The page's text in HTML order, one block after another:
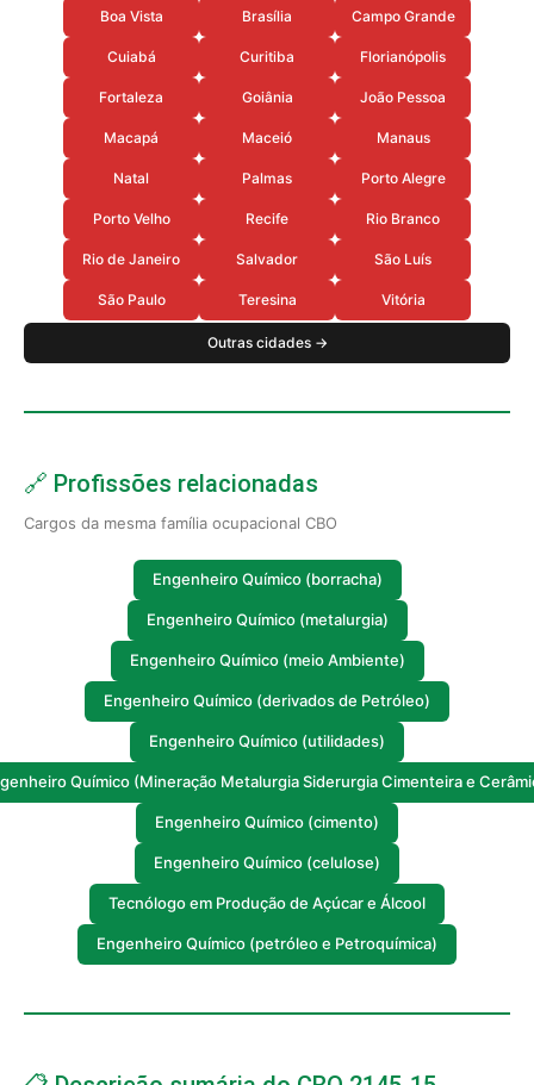
Boa Vista Brasília Campo Grande
Cuiabá Curitiba Florianópolis
Fortaleza Goiânia João Pessoa
Macapá Maceió Manaus
Natal Palmas Porto Alegre
Porto Velho Recife Rio Branco
Rio de Janeiro Salvador São Luís
São Paulo Teresina Vitória
Outras cidades →
🔗 Profissões relacionadas
Cargos da mesma família ocupacional CBO
Engenheiro Químico (borracha)
Engenheiro Químico (metalurgia)
Engenheiro Químico (meio Ambiente)
Engenheiro Químico (derivados de Petróleo)
Engenheiro Químico (utilidades)
Químico (Mineração Metalurgia Siderurgia Cimenteira e
Engenheiro Químico (cimento)
Engenheiro Químico (celulose)
Tecnólogo em Produção de Açúcar e Álcool
Engenheiro Químico (petróleo e Petroquímica)